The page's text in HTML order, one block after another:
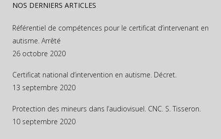
NOS DERNIERS ARTICLES
Référentiel de compétences pour le certificat d’intervenant en
autisme. Arrêté
26 octobre 2020
Certificat national d’intervention en autisme. Décret.
13 septembre 2020
Protection des mineurs dans l’audiovisuel. CNC. S. Tisseron.
10 septembre 2020